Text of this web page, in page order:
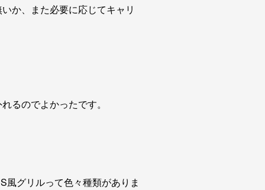
か、また必要に応じてキャリ
るのでよかったです。
グリルって色々種類がありま